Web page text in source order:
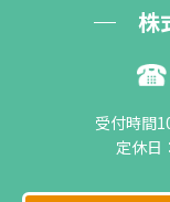
株
受付時間
定休日